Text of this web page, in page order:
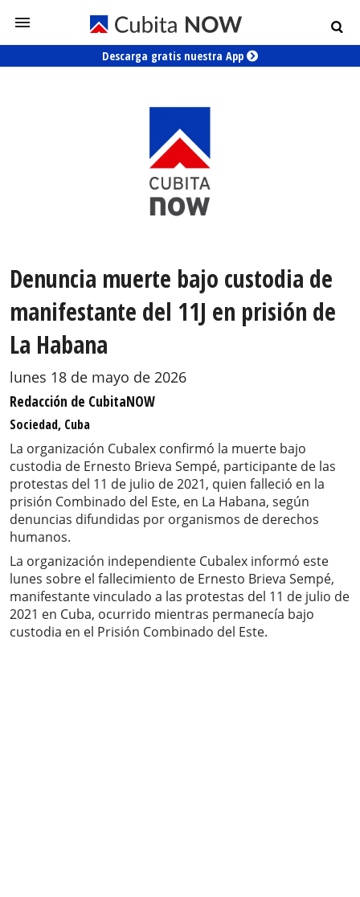
Descarga gratis nuestra App
Denuncia muerte bajo custodia de
manifestante del 11J en prisión de
La Habana
lunes 18 de mayo de 2026
Redacción de CubitaNOW
Sociedad, Cuba
La organización Cubalex confirmó la muerte bajo
custodia de Ernesto Brieva Sempé, participante de las
protestas del 11 de julio de 2021, quien falleció en la
prisión Combinado del Este, en La Habana, según
denuncias difundidas por organismos de derechos
humanos.
La organización independiente Cubalex informó este
lunes sobre el fallecimiento de Ernesto Brieva Sempé,
manifestante vinculado a las protestas del 11 de julio de
2021 en Cuba, ocurrido mientras permanecía bajo
custodia en el Prisión Combinado del Este.